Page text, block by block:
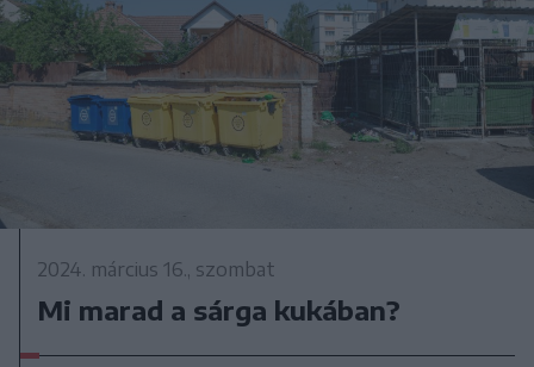
2024. március 16., szombat
Mi marad a sárga kukában?